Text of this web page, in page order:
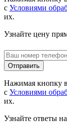
с Условиями
их.
Узнайте цену
Отправить
Нажимая кнопку
с Условиями
их.
Узнайте ответы